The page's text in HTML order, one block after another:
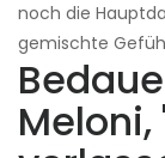
noch die
gemischte
Meloni,